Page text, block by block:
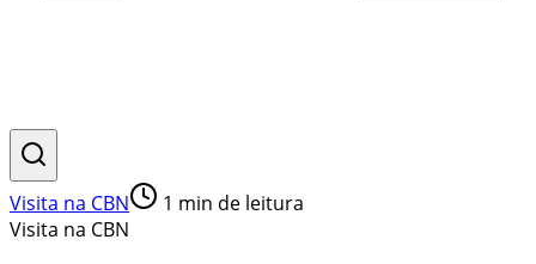
Visita na CBN 1 min de leitura
Visita na CBN